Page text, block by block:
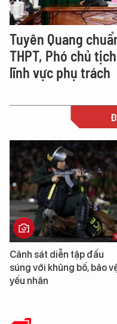
Tuyên Quang
THPT, Phó chủ
lĩnh vực phụ trách
Trung Quốc phát hiện “mỏ
cao su tự nhiên” từ một
loài cỏ dại mọc trên đất